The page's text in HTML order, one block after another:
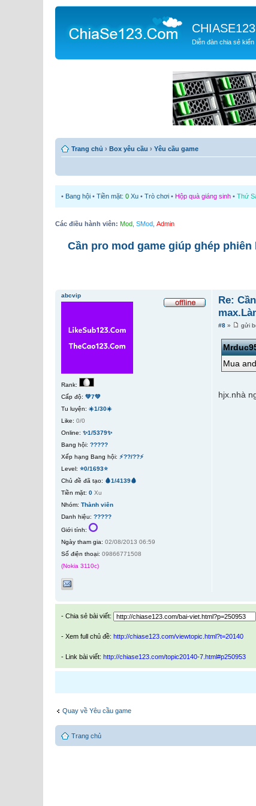
Diễn đàn chia sẻ kiến
Trang chủ › Box yêu cầu › Yêu cầu game
• Bang hội • Tiền mặt: 0 Xu • Trò chơi • Hộp quà giáng sinh • Thứ
Các điều hành viên: Mod SMod Admin
Cần pro mod game giúp ghép
Re:
#8 » gửi
Mua
hjx.nhà
abcvip
Rank:
Cấp độ: 💚7💚
Tu luyện: ☀️1/30☀️
Like: 0/0
Online: ✨1/5379✨
Bang hội: ?????
Xếp hạng Bang hội: ⚡??/??⚡
Level: ⭐0/1693⭐
Chủ đề đã tạo: 🩸1/4139🩸
Tiền mặt: 0 Xu
Nhóm: Thành viên
Danh hiệu: ?????
Giới tính:
Ngày tham gia: 02/08/2013 06:59
Số điện thoại: 09866771508
(Nokia 3110c)
- Chia sẻ bài viết:
- Xem full chủ đề: http://chiase123.com/viewtopic.html?t=20140
- Link bài viết: http://chiase123.com/topic20140-7.html#p250953
Quay về Yêu cầu game
Trang chủ